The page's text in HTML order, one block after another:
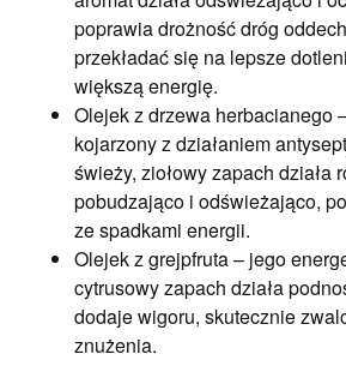
poprawia drożność dróg
przekładać się na lepsze
większą energię.
Olejek z drzewa herbacianego
kojarzony z działaniem
świeży, ziołowy zapach działa
pobudzająco i odświeżająco,
ze spadkami energii.
Olejek z grejpfruta – jego
cytrusowy zapach działa
dodaje wigoru, skutecznie
znużenia.